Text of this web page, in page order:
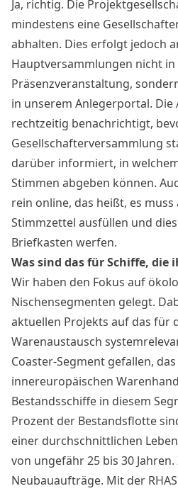
Ja, richtig. Die
mindestens eine
abhalten. Dies erfolgt jedoch
Hauptversammlungen nicht
Präsenzveranstaltung,
in unserem Anlegerportal.
rechtzeitig benachrichtigt,
Gesellschafterversammlung
darüber informiert, in
Stimmen abgeben können.
rein online, das heißt, es
Stimmzettel ausfüllen und
Briefkasten werfen.
Was sind das für Schiffe, die
Wir haben den Fokus auf
Nischensegmenten gelegt.
aktuellen Projekts auf das für
Warenaustausch
Coaster-Segment gefallen,
innereuropäischen
Bestandsschiffe in diesem
Prozent der Bestandsflotte
einer durchschnittlichen
von ungefähr 25 bis 30
Neubauaufträge. Mit der